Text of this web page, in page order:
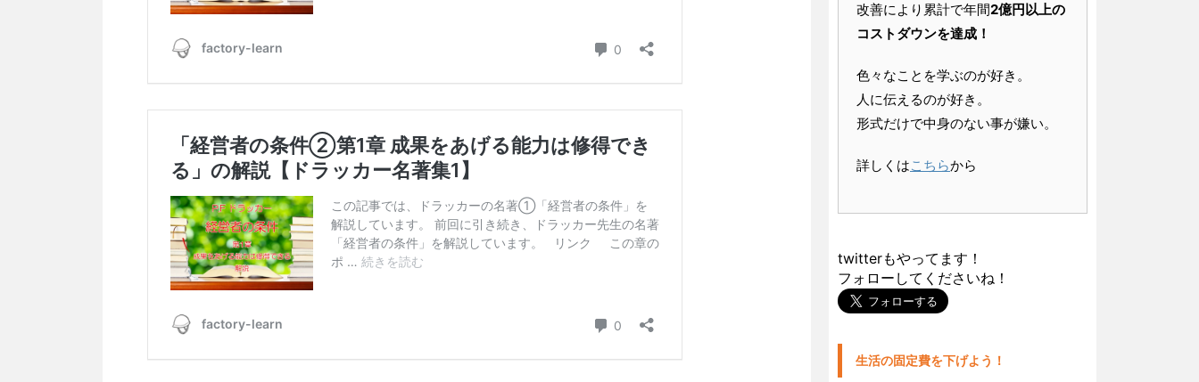
改善により累計で年間2億円以上の
コストダウンを達成！
色々なことを学ぶのが好き。
人に伝えるのが好き。
形式だけで中身のない事が嫌い。
詳しくはこちらから
twitterもやってます！
フォローしてくださいね！
生活の固定費を下げよう！